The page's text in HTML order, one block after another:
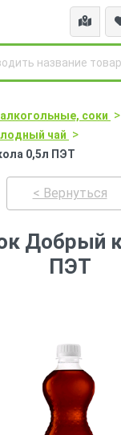
соки >
чай >
0,5л ПЭТ
< Вернуться
Добрый
ПЭТ